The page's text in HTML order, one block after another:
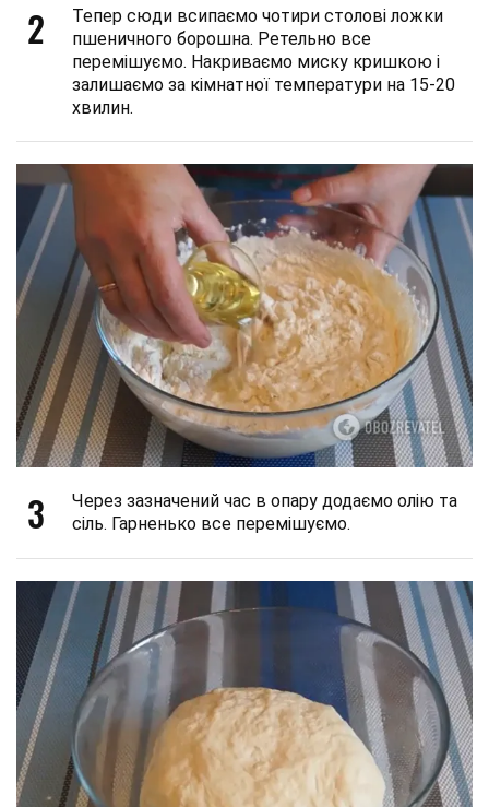
2
Тепер сюди всипаємо чотири столові ложки
пшеничного борошна. Ретельно все
перемішуємо. Накриваємо миску кришкою і
залишаємо за кімнатної температури на 15-20
хвилин.
3
Через зазначений час в опару додаємо олію та
сіль. Гарненько все перемішуємо.